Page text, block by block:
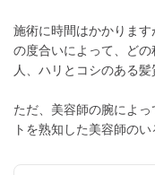
施術に時間はかかりま
の度合いによって、ど
人、ハリとコシのある
ただ、美容師の腕によ
トを熟知した美容師の